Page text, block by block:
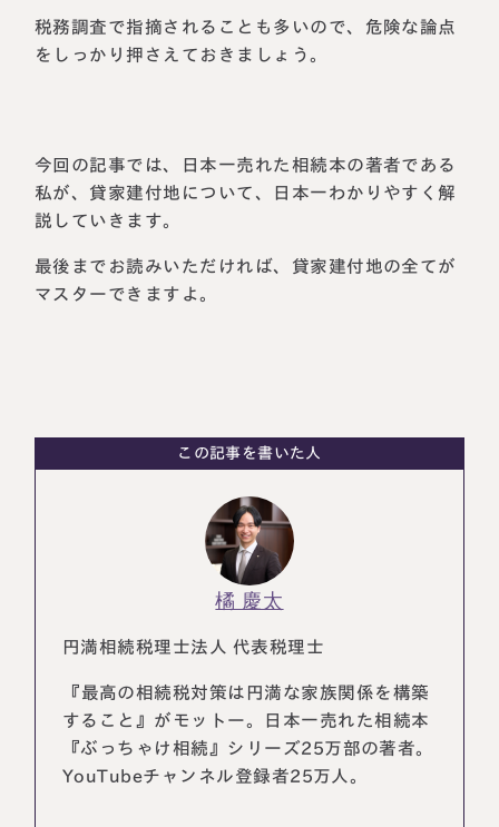
名古屋事務所
税務調査で指摘されることも多いので、危険な論点
をしっかり押さえておきましょう。
今回の記事では、日本一売れた相続本の著者である
私が、貸家建付地について、日本一わかりやすく解
説していきます。
最後までお読みいただければ、貸家建付地の全てが
マスターできますよ。
この記事を書いた人
橘 慶太
円満相続税理士法人 代表税理士
『最高の相続税対策は円満な家族関係を構築
すること』がモットー。日本一売れた相続本
『ぶっちゃけ相続』シリーズ25万部の著者。
YouTubeチャンネル登録者25万人。